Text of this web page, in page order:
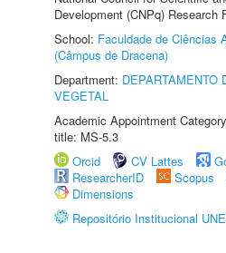
Development (CNPq) Research
School: Faculdade de Ciências
(Câmpus de Dracena)
Department: DEPARTAMENTO
VEGETAL
Academic Appointment
title: MS-5.3
Orcid
CV Lattes
ResearcherID
Scopus
Dimensions
Repositório Institucional